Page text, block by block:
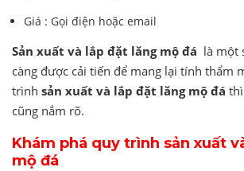
Giá : Gọi điện hoặc email
Sản xuất và lắp đặt lăng mộ đá là một
càng được cải tiến để mang lại tính thẩm
trình sản xuất và lắp đặt lăng mộ đá
cũng nắm rõ.
Khám phá quy trình sản xuất
mộ đá